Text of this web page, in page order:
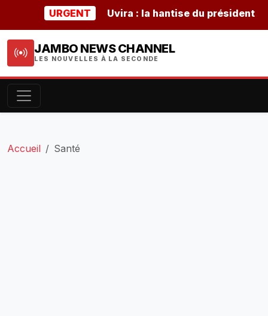
URGENT Uvira : la hantise du président
JAMBO NEWS CHANNEL
LES NOUVELLES À LA SECONDE
Accueil Santé